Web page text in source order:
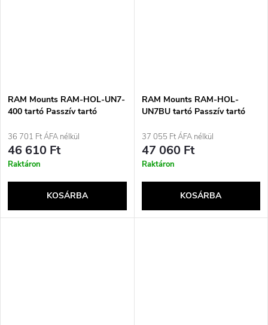
RAM Mounts RAM-HOL-UN7-
400 tartó Passzív tartó
fekete
36 701 Ft ÁFA nélkül
46 610 Ft
Raktáron
KOSÁRBA
RAM Mounts RAM-HOL-
UN7BU tartó Passzív tartó
Fekete
37 055 Ft ÁFA nélkül
47 060 Ft
Raktáron
KOSÁRBA